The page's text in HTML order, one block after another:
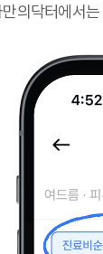
의닥터에서는